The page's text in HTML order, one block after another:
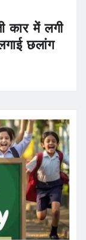
कार में लगी
छलांग